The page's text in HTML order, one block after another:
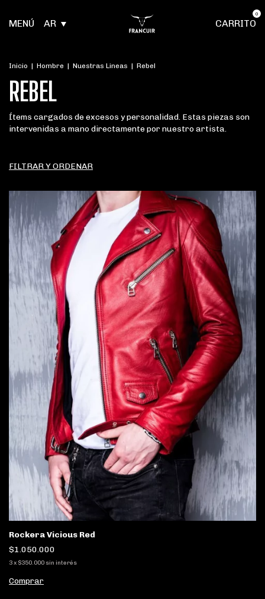
MENÚ AR CARRITO
0
Inicio | Hombre | Nuestras Lineas | Rebel
REBEL
Ítems cargados de excesos y personalidad. Estas piezas son
intervenidas a mano directamente por nuestro artista.
FILTRAR Y ORDENAR
Rockera Vicious Red
$1.050.000
3x $350.000 sin interés
Comprar